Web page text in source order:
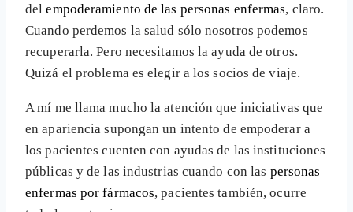
delempoderamiento de las personas enfermas, claro.
Cuando perdemos la salud sólo nosotros podemos
recuperarla. Pero necesitamos la ayuda de otros.
Quizá el problema es elegir a los socios de viaje.
A mí me llama mucho la atención que iniciativas que
en apariencia supongan un intento de empoderar a
los pacientes cuenten con ayudas de las instituciones
públicas y de las industrias cuando con las personas
enfermas por fármacos, pacientes también, ocurre